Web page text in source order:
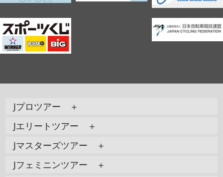
Jプロツアー ＋
Jエリートツアー ＋
Jマスターズツアー ＋
Jフェミニンツアー ＋